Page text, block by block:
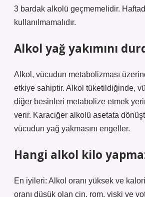
3 bardak alkolü geçmemelidir.
kullanılmamalıdır.
Alkol yağ yakımını
Alkol, vücudun metabolizması
etkiye sahiptir. Alkol tüketildiğinde,
diğer besinleri metabolize etmek
verir. Karaciğer alkolü asetata
vücudun yağ yakmasını engeller.
Hangi alkol kilo
En iyileri: Alkol oranı yüksek ve
oranı düşük olan cin, rom, viski ve